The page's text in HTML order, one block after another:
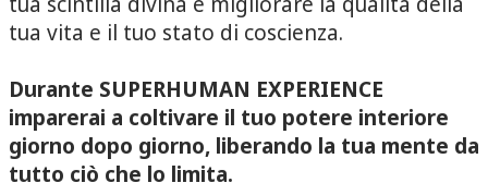
tua vita e il tuo stato di coscienza.
Durante SUPERHUMAN EXPERIENCE
imparerai a coltivare il tuo potere interiore
giorno dopo giorno, liberando la tua mente da
tutto ciò che lo limita.